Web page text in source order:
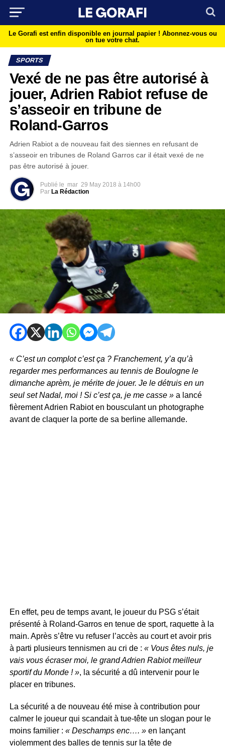
Le Gorafi est enfin disponible en journal papier ! Abonnez-vous ou
on tue votre chat.
SPORTS
Vexé de ne pas être autorisé à
jouer, Adrien Rabiot refuse de
s’asseoir en tribune de
Roland-Garros
Adrien Rabiot a de nouveau fait des siennes en refusant de
s’asseoir en tribunes de Roland Garros car il était vexé de ne
pas être autorisé à jouer.
Publié le mar 29 May 2018 à 14h00
Par La Rédaction
« C’est un complot c’est ça ? Franchement, y’a qu’à
regarder mes performances au tennis de Boulogne le
dimanche aprèm, je mérite de jouer. Je le détruis en un
seul set Nadal, moi ! Si c’est ça, je me casse »a lancé
fièrement Adrien Rabiot en bousculant un photographe
avant de claquer la porte de sa berline allemande.
En effet, peu de temps avant, le joueur du PSG s’était
présenté à Roland-Garros en tenue de sport, raquette à la
main. Après s’être vu refuser l’accès au court et avoir pris
à parti plusieurs tennismen au cri de : « Vous êtes nuls, je
vais vous écraser moi, le grand Adrien Rabiot meilleur
sportif du Monde ! », la sécurité a dû intervenir pour le
placer en tribunes.
La sécurité a de nouveau été mise à contribution pour
calmer le joueur qui scandait à tue-tête un slogan pour le
moins familier : « Deschamps enc…. »en lançant
violemment des balles de tennis sur la tête de